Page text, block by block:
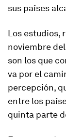
sus países
Los estudios,
noviembre
son los que
va por el
percepción,
entre los
quinta parte